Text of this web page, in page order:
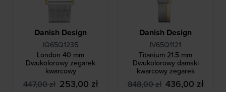
Danish Design
IQ65Q1235
London 40 mm
Dwukolorowy zegarek
kwarcowy
447,00 zł 253,00 zł
Danish Design
IV65Q1121
Titanium 21.5 mm
Dwukolorowy damski
kwarcowy zegarek
848,00 zł 436,00 zł